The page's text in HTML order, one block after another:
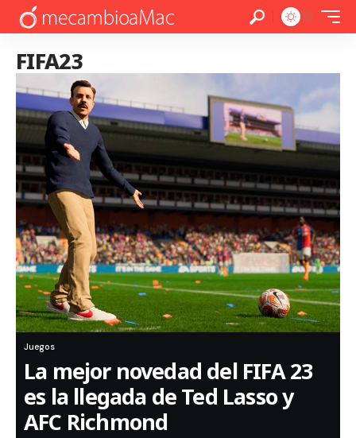
FIFA23
Juegos
La mejor novedad del FIFA 23
es la llegada de Ted Lasso y
AFC Richmond